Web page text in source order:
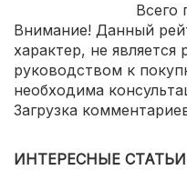
Всего
Внимание! Данный
характер, не
руководством к
необходима
Загрузка
ИНТЕРЕСНЫЕ СТАТЬИ